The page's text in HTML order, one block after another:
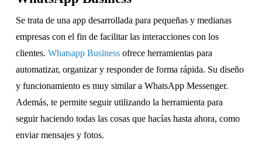
Se trata de una app desarrollada para pequeñas y medianas
empresas con el fin de facilitar las interacciones con los
clientes. Whatsapp Business ofrece herramientas para
automatizar, organizar y responder de forma rápida. Su diseño
y funcionamiento es muy similar a WhatsApp Messenger.
Además, te permite seguir utilizando la herramienta para
seguir haciendo todas las cosas que hacías hasta ahora, como
enviar mensajes y fotos.